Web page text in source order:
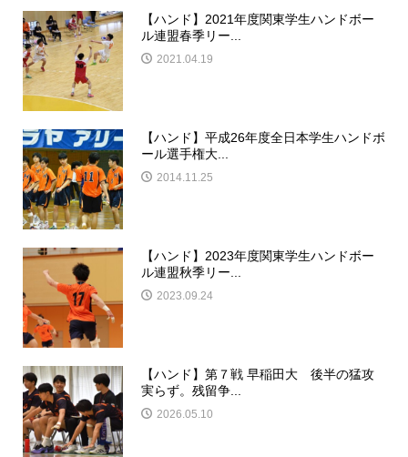
【ハンド】2021年度関東学生ハンドボー
ル連盟春季リー...
2021.04.19
【ハンド】平成26年度全日本学生ハンドボ
ール選手権大...
2014.11.25
【ハンド】2023年度関東学生ハンドボー
ル連盟秋季リー...
2023.09.24
【ハンド】第７戦 早稲田大 後半の猛攻
実らず。残留争...
2026.05.10